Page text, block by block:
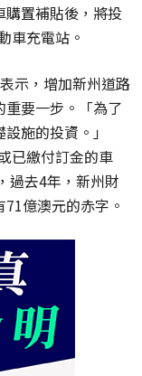
購置補貼後，將投
車充電站。
示，增加新州道路
重要一步。「為了
施的投資。」
已繳付訂金的車
過去4年，新州財
億澳元的赤字。